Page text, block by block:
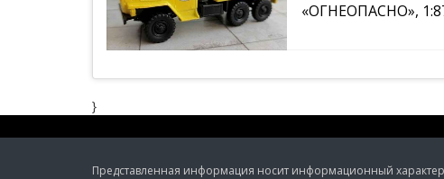
«ОГНЕОПАСНО»,
}
Представленная информация носит информационный